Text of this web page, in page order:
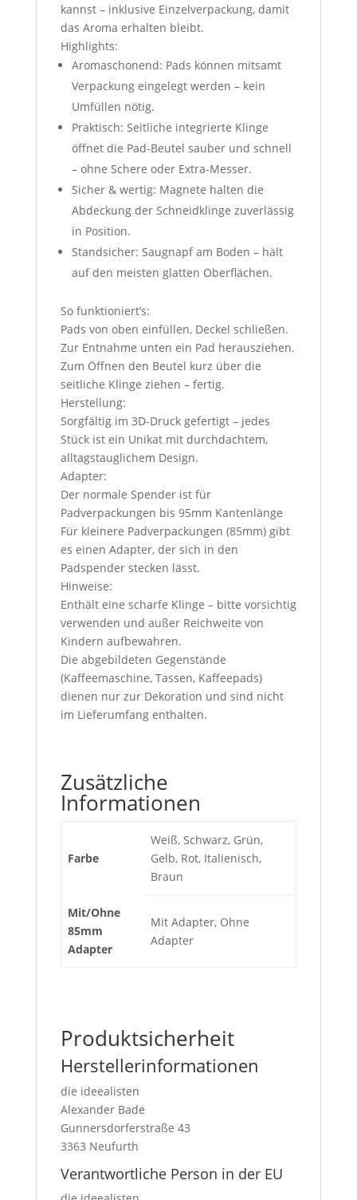
kannst – inklusive Einzelverpackung, damit
das Aroma erhalten bleibt.
Highlights:
Aromaschonend: Pads können mitsamt
Verpackung eingelegt werden – kein
Umfüllen nötig.
Praktisch: Seitliche integrierte Klinge
öffnet die Pad-Beutel sauber und schnell
– ohne Schere oder Extra-Messer.
Sicher & wertig: Magnete halten die
Abdeckung der Schneidklinge zuverlässig
in Position.
Standsicher: Saugnapf am Boden – hält
auf den meisten glatten Oberflächen.
So funktioniert’s:
Pads von oben einfüllen, Deckel schließen.
Zur Entnahme unten ein Pad herausziehen.
Zum Öffnen den Beutel kurz über die
seitliche Klinge ziehen – fertig.
Herstellung:
Sorgfältig im 3D-Druck gefertigt – jedes
Stück ist ein Unikat mit durchdachtem,
alltagstauglichem Design.
Adapter:
Der normale Spender ist für
Padverpackungen bis 95mm Kantenlänge
Für kleinere Padverpackungen (85mm) gibt
es einen Adapter, der sich in den
Padspender stecken lässt.
Hinweise:
Enthält eine scharfe Klinge – bitte vorsichtig
verwenden und außer Reichweite von
Kindern aufbewahren.
Die abgebildeten Gegenstände
(Kaffeemaschine, Tassen, Kaffeepads)
dienen nur zur Dekoration und sind nicht
im Lieferumfang enthalten.
Zusätzliche
Informationen
Farbe
Weiß, Schwarz, Grün,
Gelb, Rot, Italienisch,
Braun
Mit/Ohne
85mm
Adapter
Mit Adapter, Ohne
Adapter
Produktsicherheit
Herstellerinformationen
die ideealisten
Alexander Bade
Gunnersdorferstraße 43
3363 Neufurth
Verantwortliche Person in der EU